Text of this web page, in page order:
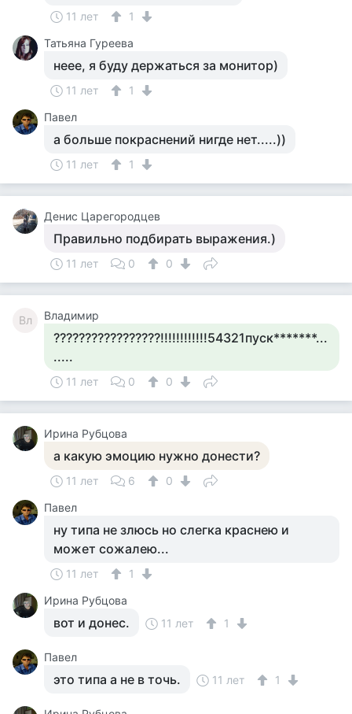
11 лет
1
Татьяна Гуреева
неее, я буду держаться за монитор)
11 лет
1
Павел
а больше покраснений нигде нет.....))
11 лет 1
Денис Царегородцев
Правильно подбирать выражения.)
11 лет 0 0
Вл Владимир
?????????????????!!!!!!!!!!!!54321пуск*******...
.....
11 лет 0 0
Ирина Рубцова
а какую эмоцию нужно донести?
11 лет 6
0
Павел
ну типа не злюсь но слегка краснею и
может сожалею...
11 лет
1
Ирина Рубцова
вот и донес. 11 лет 1
Павел
это типа а не в точь. 11 лет 1